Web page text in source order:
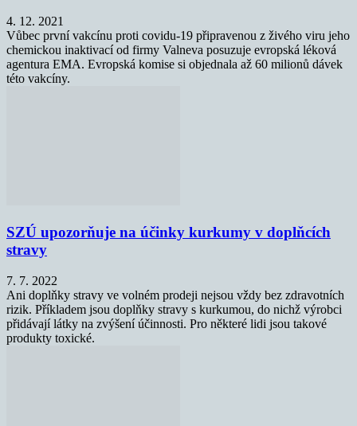
4. 12. 2021
Vůbec první vakcínu proti covidu-19 připravenou z živého viru jeho
chemickou inaktivací od firmy Valneva posuzuje evropská léková
agentura EMA. Evropská komise si objednala až 60 milionů dávek
této vakcíny.
SZÚ upozorňuje na účinky kurkumy v doplňcích
stravy
7. 7. 2022
Ani doplňky stravy ve volném prodeji nejsou vždy bez zdravotních
rizik. Příkladem jsou doplňky stravy s kurkumou, do nichž výrobci
přidávají látky na zvýšení účinnosti. Pro některé lidi jsou takové
produkty toxické.